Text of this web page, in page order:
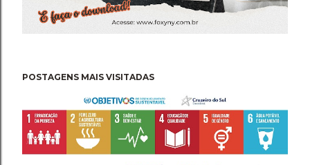
POSTAGENS MAIS VISITADAS